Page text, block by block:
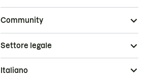
Community
Settore legale
Italiano